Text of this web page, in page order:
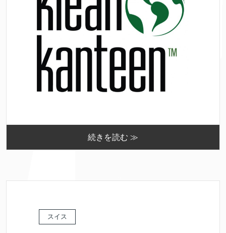
続きを読む ≫
スイス